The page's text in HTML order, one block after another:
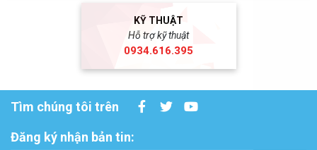
KỸ THUẬT
Hỗ trợ kỹ thuật
0934.616.395
Tìm chúng tôi trên
Đăng ký nhận bản tin: